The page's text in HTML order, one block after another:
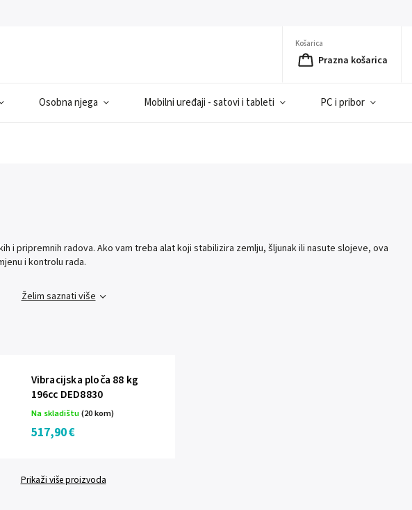
Košarica
Prazna košarica
Osobna njega Mobilni uređaji - satovi i tableti PC i pribor
i pripremnih radova. Ako vam treba alat koji stabilizira zemlju, šljunak ili nasute slojeve, ova
i kontrolu rada.
Želim saznati više
Vibracijska ploča 88 kg
196cc DED8830
Na skladištu(20 kom)
517,90 €
Prikaži više proizvoda